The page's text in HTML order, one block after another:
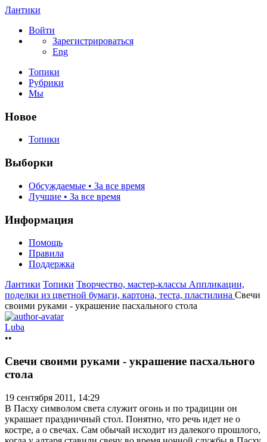
Лантики
Войти
Зарегистрироваться
Eng
Топики
Рубрики
Мы
Новое
Топики
Выборки
Обсуждаемые • За все время
Лучшие • За все время
Информация
Помощь
Правила
Поддержка
Лантики Топики Творчество, мастер-классы Аппликации,
поделки из цветной бумаги, картона, теста, пластилина Свечи
своими руками - украшение пасхального стола
Luba
••
Свечи своими руками - украшение пасхального
стола
19 сентября 2011, 14:29
В Пасху символом света служит огонь и по традиции он
украшает праздничный стол. Понятно, что речь идет не о
костре, а о свечах. Сам обычай исходит из далекого прошлого,